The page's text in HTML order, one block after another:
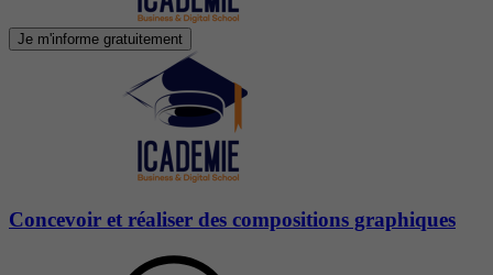
Je m'informe gratuitement
Concevoir et réaliser des compositions graphiques